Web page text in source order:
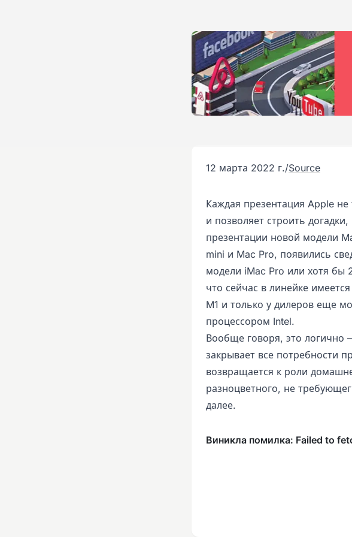
12 марта 2022 г./Source
Каждая презентация Apple не
и позволяет строить
презентации новой модели
mini и Mac Pro, появились
модели iMac Pro или хотя
что сейчас в линейке
M1 и только у дилеров еще
процессором Intel.
Вообще говоря, это логично
закрывает все потребности
возвращается к роли
разноцветного, не
далее.